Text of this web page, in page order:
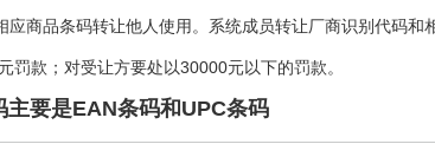
应商品条码转让他人使用。系统成员转让厂商识别代码和
罚款；对受让方要处以30000元以下的罚款。
主要是EAN条码和UPC条码